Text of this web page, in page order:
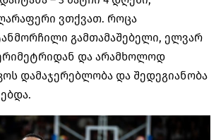
ვთქვათ. როცა
გამთამაშებელი, ელვარ
და არამხოლოდ
დამაჯერებლობა და შედეგიანობა
.